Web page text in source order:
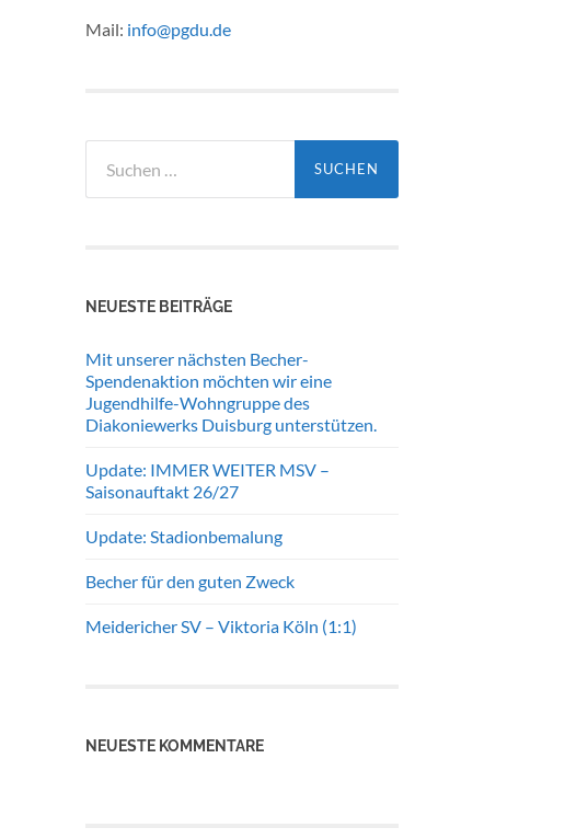
Mail: info@pgdu.de
nach:
NEUESTE BEITRÄGE
Mit unserer nächsten Becher-
Spendenaktion möchten wir eine
Jugendhilfe-Wohngruppe des
Diakoniewerks Duisburg unterstützen.
Update: IMMER WEITER MSV –
Saisonauftakt 26/27
Update: Stadionbemalung
Becher für den guten Zweck
Meidericher SV – Viktoria Köln (1:1)
NEUESTE KOMMENTARE